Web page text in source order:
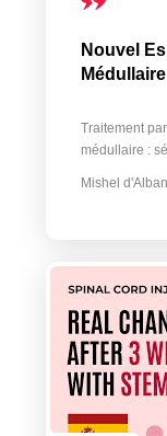
Nouvel
Médullaire
Traitement
médullaire :
Mishel